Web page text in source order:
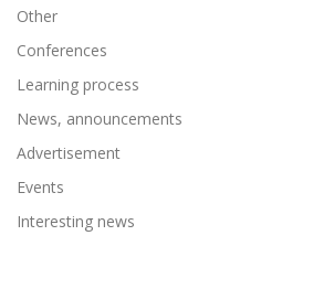
Other
Conferences
Learning process
News, announcements
Advertisement
Events
Interesting news